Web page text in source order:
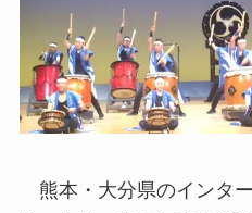
熊本・大分県のインタ